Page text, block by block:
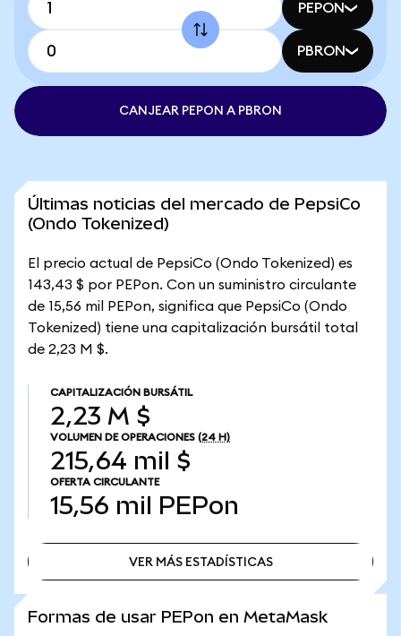
PEPON
PBRON
CANJEAR PEPON A PBRON
Últimas noticias del mercado de PepsiCo
(Ondo Tokenized)
El precio actual de PepsiCo (Ondo Tokenized) es
143,43 $ por PEPon. Con un suministro circulante
de 15,56 mil PEPon, significa que PepsiCo (Ondo
Tokenized) tiene una capitalización bursátil total
de 2,23 M $.
CAPITALIZACIÓN BURSÁTIL
2,23 M $
VOLUMEN DE OPERACIONES (24 H)
215,64 mil $
OFERTA CIRCULANTE
15,56 mil PEPon
VER MÁS ESTADÍSTICAS
Formas de usar PEPon en MetaMask